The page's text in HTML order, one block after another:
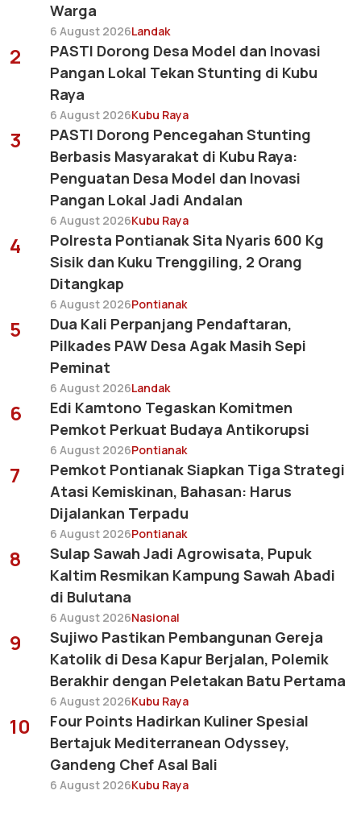
Warga
6 August 2026Landak
2
PASTI Dorong Desa Model dan Inovasi
Pangan Lokal Tekan Stunting di Kubu
Raya
6 August 2026Kubu Raya
3
PASTI Dorong Pencegahan Stunting
Berbasis Masyarakat di Kubu Raya:
Penguatan Desa Model dan Inovasi
Pangan Lokal Jadi Andalan
6 August 2026Kubu Raya
4
Polresta Pontianak Sita Nyaris 600 Kg
Sisik dan Kuku Trenggiling, 2 Orang
Ditangkap
6 August 2026Pontianak
5
Dua Kali Perpanjang Pendaftaran,
Pilkades PAW Desa Agak Masih Sepi
Peminat
6 August 2026Landak
6
Edi Kamtono Tegaskan Komitmen
Pemkot Perkuat Budaya Antikorupsi
6 August 2026Pontianak
7
Pemkot Pontianak Siapkan Tiga Strategi
Atasi Kemiskinan, Bahasan: Harus
Dijalankan Terpadu
6 August 2026Pontianak
8
Sulap Sawah Jadi Agrowisata, Pupuk
Kaltim Resmikan Kampung Sawah Abadi
di Bulutana
6 August 2026Nasional
9
Sujiwo Pastikan Pembangunan Gereja
Katolik di Desa Kapur Berjalan, Polemik
Berakhir dengan Peletakan Batu Pertama
6 August 2026Kubu Raya
10
Four Points Hadirkan Kuliner Spesial
Bertajuk Mediterranean Odyssey,
Gandeng Chef Asal Bali
6 August 2026Kubu Raya